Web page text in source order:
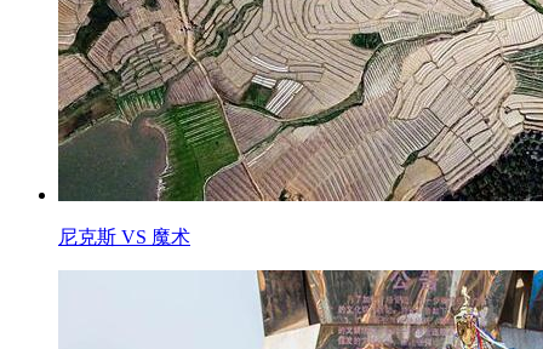
尼克斯 VS 魔术